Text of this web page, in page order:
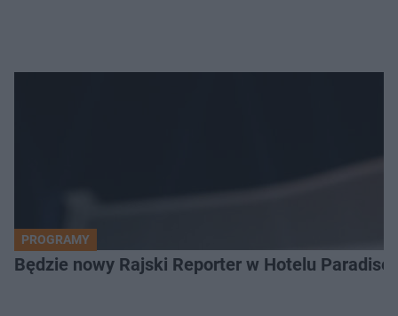
PROGRAMY
Będzie nowy Rajski Reporter w Hotelu